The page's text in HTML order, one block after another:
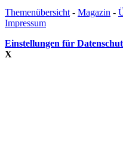
Themenübersicht - Magazin -
Impressum
Einstellungen für
X